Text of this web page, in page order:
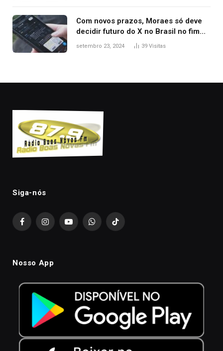
Com novos prazos, Moraes só deve
decidir futuro do X no Brasil no fim
desta semana; entenda
setembro 23, 2024 39 Visitas
Siga-nós
FacebookInstagramYouTubeWhatsAppTikTok
Nosso App